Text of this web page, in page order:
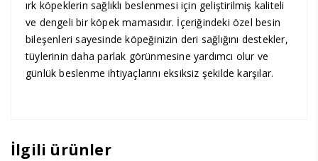
ırk köpeklerin sağlıklı beslenmesi için geliştirilmiş kaliteli
ve dengeli bir köpek mamasıdır. İçeriğindeki özel besin
bileşenleri sayesinde köpeğinizin deri sağlığını destekler,
tüylerinin daha parlak görünmesine yardımcı olur ve
günlük beslenme ihtiyaçlarını eksiksiz şekilde karşılar.
İlgili ürünler